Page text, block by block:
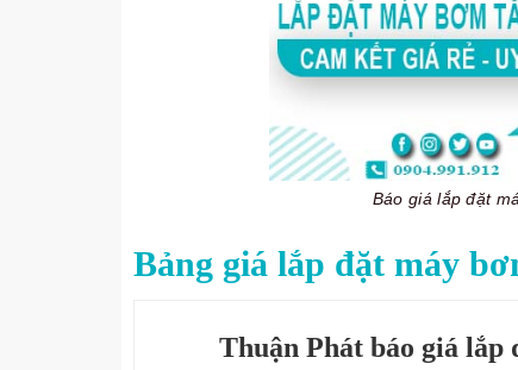
Báo giá lắp đặt
Bảng giá lắp đặt máy
Thuận Phát báo giá lắp